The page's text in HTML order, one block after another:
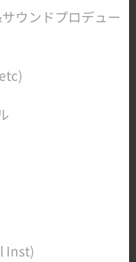
ウンドプロデュー
Inst)